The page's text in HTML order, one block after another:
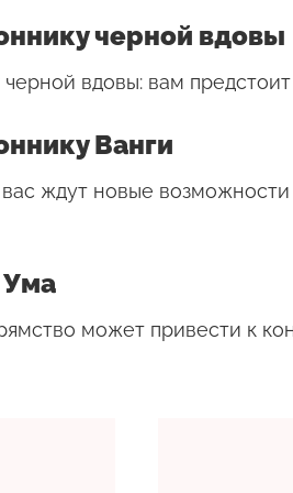
черной вдовы
вдовы: вам
Ванги
ждут новые возможности
Ума
может привести к